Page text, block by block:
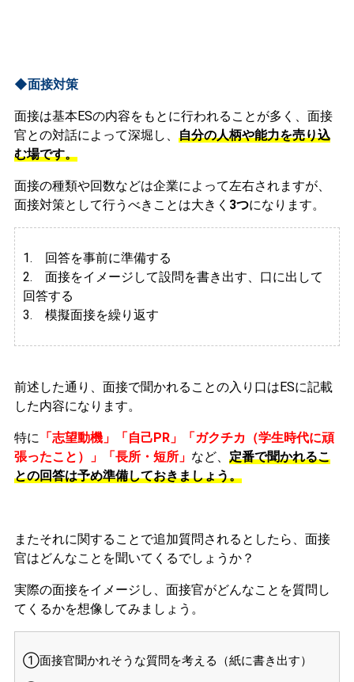
◆面接対策
面接は基本ESの内容をもとに行われることが多く、面接
官との対話によって深堀し、 自分の人柄や能力を売り込
む場です。
面接の種類や回数などは企業によって左右されますが、
面接対策として行うべきことは大きく 3つになります。
1. 回答を事前に準備する
2. 面接をイメージして設問を書き出す、口に出して
回答する
3. 模擬面接を繰り返す
前述した通り、面接で聞かれることの入り口はESに記載
した内容になります。
特に 「志望動機」「自己PR」「ガクチカ（学生時代に頑
張ったこと）」「長所・短所」 など、 定番で聞かれるこ
との回答は予め準備しておきましょう。
またそれに関することで追加質問されるとしたら、面接
官はどんなことを聞いてくるでしょうか？
実際の面接をイメージし、面接官がどんなことを質問し
てくるかを想像してみましょう。
①面接官聞かれそうな質問を考える（紙に書き出す）